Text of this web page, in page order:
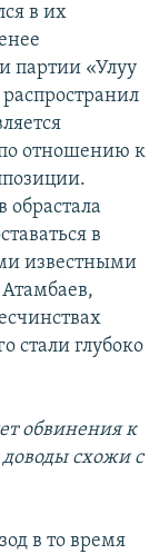
в их
партии «Улуу
отношению к
обрастала
в
известными
стали глубоко
обвинения к
схожи с
в то время